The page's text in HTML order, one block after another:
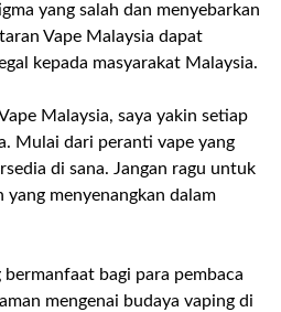
yang salah dan menyebarkan
Vape Malaysia dapat
kepada masyarakat Malaysia.
Malaysia, saya yakin setiap
Mulai dari peranti vape yang
di sana. Jangan ragu untuk
yang menyenangkan dalam
bagi para pembaca
mengenai budaya vaping di